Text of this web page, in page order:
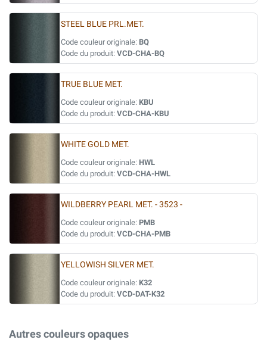
STEEL BLUE PRL.MET.
Code couleur originale: BQ
Code du produit: VCD-CHA-BQ
TRUE BLUE MET.
Code couleur originale: KBU
Code du produit: VCD-CHA-KBU
WHITE GOLD MET.
Code couleur originale: HWL
Code du produit: VCD-CHA-HWL
WILDBERRY PEARL MET. - 3523 -
Code couleur originale: PMB
Code du produit: VCD-CHA-PMB
YELLOWISH SILVER MET.
Code couleur originale: K32
Code du produit: VCD-DAT-K32
Autres couleurs opaques